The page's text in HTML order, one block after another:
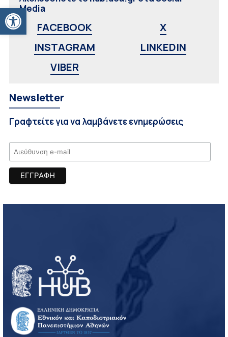
Ανοίξτε τη γραμμή εργαλείων
Media
FACEBOOK
X
INSTAGRAM
LINKEDIN
VIBER
Newsletter
Γραφτείτε για να λαμβάνετε ενημερώσεις